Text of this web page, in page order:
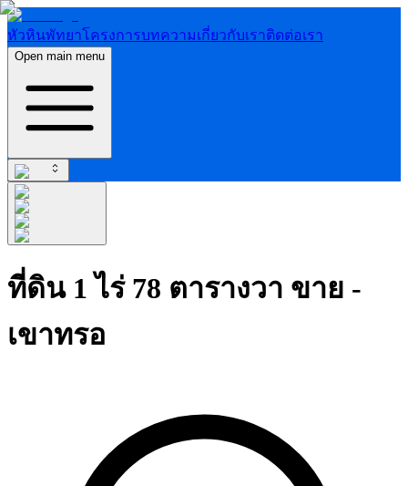
หัวหินพัทยาโครงการบทความเกี่ยวกับเราติดต่อเรา
Open main menu
ที่ดิน 1 ไร่ 78 ตารางวา ขาย -
เขาทรอ